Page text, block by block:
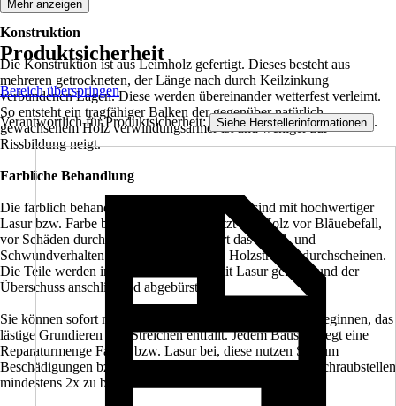
Konstruktion
Die Konstruktion ist aus Leimholz gefertigt. Dieses besteht aus
mehreren getrockneten, der Länge nach durch Keilzinkung
verbundenen Lagen. Diese werden übereinander wetterfest verleimt.
So entsteht ein tragfähiger Balken der gegenüber natürlich
gewachsenem Holz verwindungsärmer ist und weniger zur
Rissbildung neigt.
Farbliche Behandlung
Die farblich behandelten Teile des Bausatzes sind mit hochwertiger
Lasur bzw. Farbe behandelt. Diese schützt das Holz vor Bläuebefall,
vor Schäden durch UV-Licht, vermindert das Quell- und
Schwundverhalten und läßt trotzdem die Holzstruktur durchscheinen.
Die Teile werden im Werk 2x allseitig mit Lasur geflutet und der
Überschuss anschließend abgebürstet.
Sie können sofort nach der Anlieferung mit dem Aufbau beginnen, das
lästige Grundieren und Streichen entfällt. Jedem Bausatz liegt eine
Reparaturmenge Farbe, bzw. Lasur bei, diese nutzen Sie, um
Beschädigungen bzw. montagenotwendige Schnitt- und Schraubstellen
mindestens 2x zu behandeln.
Mehr anzeigen
Produktsicherheit
Bereich überspringen
Verantwortlich für Produktsicherheit: Siehe Herstellerinformationen .